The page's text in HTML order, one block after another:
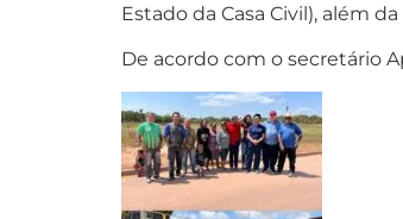
Estado da Casa Civil), além
De acordo com o secretário